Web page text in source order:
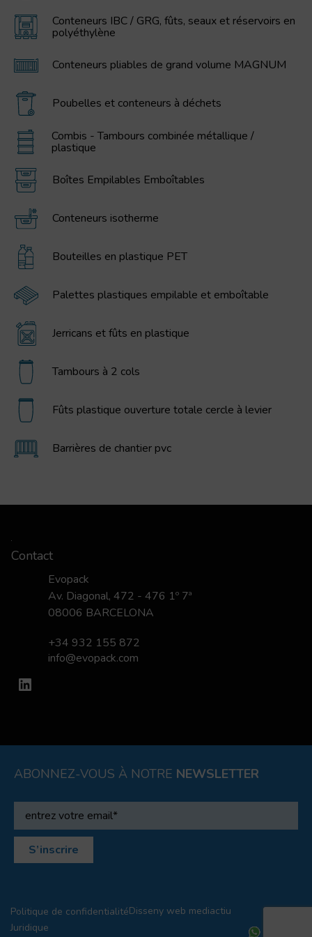
Conteneurs IBC / GRG, fûts, seaux et réservoirs en
polyéthylène
Conteneurs pliables de grand volume MAGNUM
Poubelles et conteneurs à déchets
Combis - Tambours combinée métallique /
plastique
Boîtes Empilables Emboîtables
Conteneurs isotherme
Bouteilles en plastique PET
Palettes plastiques empilable et emboîtable
Jerricans et fûts en plastique
Tambours à 2 cols
Fûts plastique ouverture totale cercle à levier
Barrières de chantier pvc
Contact
Evopack
Av. Diagonal, 472 - 476 1º 7ª
08006 BARCELONA
+34 932 155 872
info@evopack.com
LinkedIn
ABONNEZ-VOUS À NOTRE NEWSLETTER
Politique de confidentialité
Juridique
Disseny web mediactiu